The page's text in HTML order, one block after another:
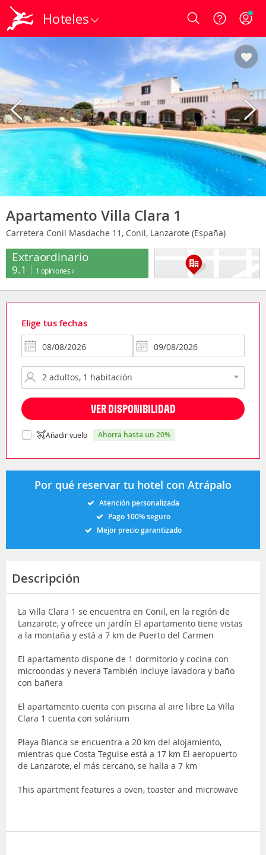
Hoteles Login
Apartamento Villa Clara 1
Carretera Conil Masdache 11, Conil, Lanzarote (España)
Extraordinario
9.1 1 opiniones
Elige tus fechas
VER DISPONIBILIDAD
Añadir vuelo ahorra hasta un 20%
Por qué reservar tu hotel con Atrápalo
Atención personalizada
Pago 100% seguro
Mejor precio garantizado
Descripción
La Villa Clara 1 se encuentra en Conil, en la región de
Lanzarote, y ofrece un jardín El apartamento tiene vistas
a la montaña y está a 7 km de Puerto del Carmen
El apartamento dispone de 1 dormitorio y cocina con
microondas y nevera También incluye lavadora y baño
con bañera
El apartamento cuenta con piscina al aire libre La Villa
Clara 1 cuenta con solárium
Playa Blanca se encuentra a 20 km del alojamiento,
mientras que Costa Teguise está a 17 km El aeropuerto
de Lanzarote, el más cercano, se halla a 7 km
This apartment features a oven, toaster and microwave